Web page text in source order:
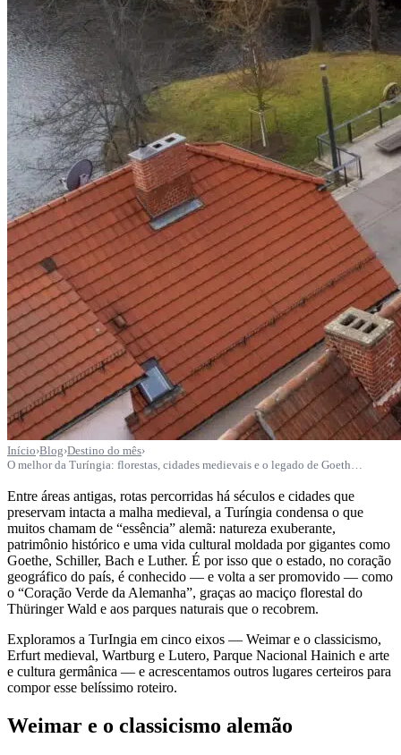
Início›Blog›Destino do mês›
O melhor da Turíngia: florestas, cidades medievais e o legado de Goeth…
Entre áreas antigas, rotas percorridas há séculos e cidades que
preservam intacta a malha medieval, a Turíngia condensa o que
muitos chamam de “essência” alemã: natureza exuberante,
patrimônio histórico e uma vida cultural moldada por gigantes como
Goethe, Schiller, Bach e Luther. É por isso que o estado, no coração
geográfico do país, é conhecido — e volta a ser promovido — como
o “Coração Verde da Alemanha”, graças ao maciço florestal do
Thüringer Wald e aos parques naturais que o recobrem.
Exploramos a TurIngia em cinco eixos — Weimar e o classicismo,
Erfurt medieval, Wartburg e Lutero, Parque Nacional Hainich e arte
e cultura germânica — e acrescentamos outros lugares certeiros para
compor esse belíssimo roteiro.
Weimar e o classicismo alemão